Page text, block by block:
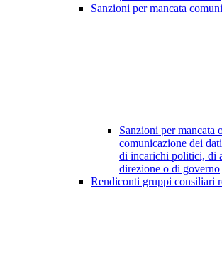
Sanzioni per mancata
Sanzioni per mancata
comunicazione dei
di incarichi politici, di
direzione o di governo
Rendiconti gruppi consiliari